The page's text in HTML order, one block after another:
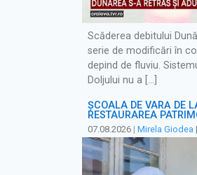
Scăderea debitului
serie de modificări în
depind de fluviu.
Doljului nu a […]
ȘCOALA DE VARĂ DE
RESTAURAREA
07.08.2026 | Mirela Giodea